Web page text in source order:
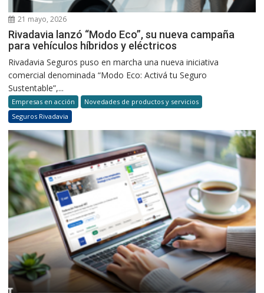
21 mayo, 2026
Rivadavia lanzó “Modo Eco”, su nueva campaña
para vehículos híbridos y eléctricos
Rivadavia Seguros puso en marcha una nueva iniciativa
comercial denominada “Modo Eco: Activá tu Seguro
Sustentable”,...
Empresas en acción
Novedades de productos y servicios
Seguros Rivadavia